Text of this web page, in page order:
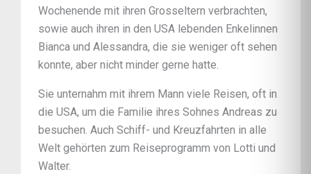
Wochenende mit ihren Grosseltern verbrachten,
sowie auch ihren in den USA lebenden Enkelinnen
Bianca und Alessandra, die sie weniger oft sehen
konnte, aber nicht minder gerne hatte.
Sie unternahm mit ihrem Mann viele Reisen, oft in
die USA, um die Familie ihres Sohnes Andreas zu
besuchen. Auch Schiff- und Kreuzfahrten in alle
Welt gehörten zum Reiseprogramm von Lotti und
Walter.